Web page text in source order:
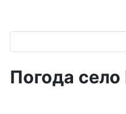
Погода село